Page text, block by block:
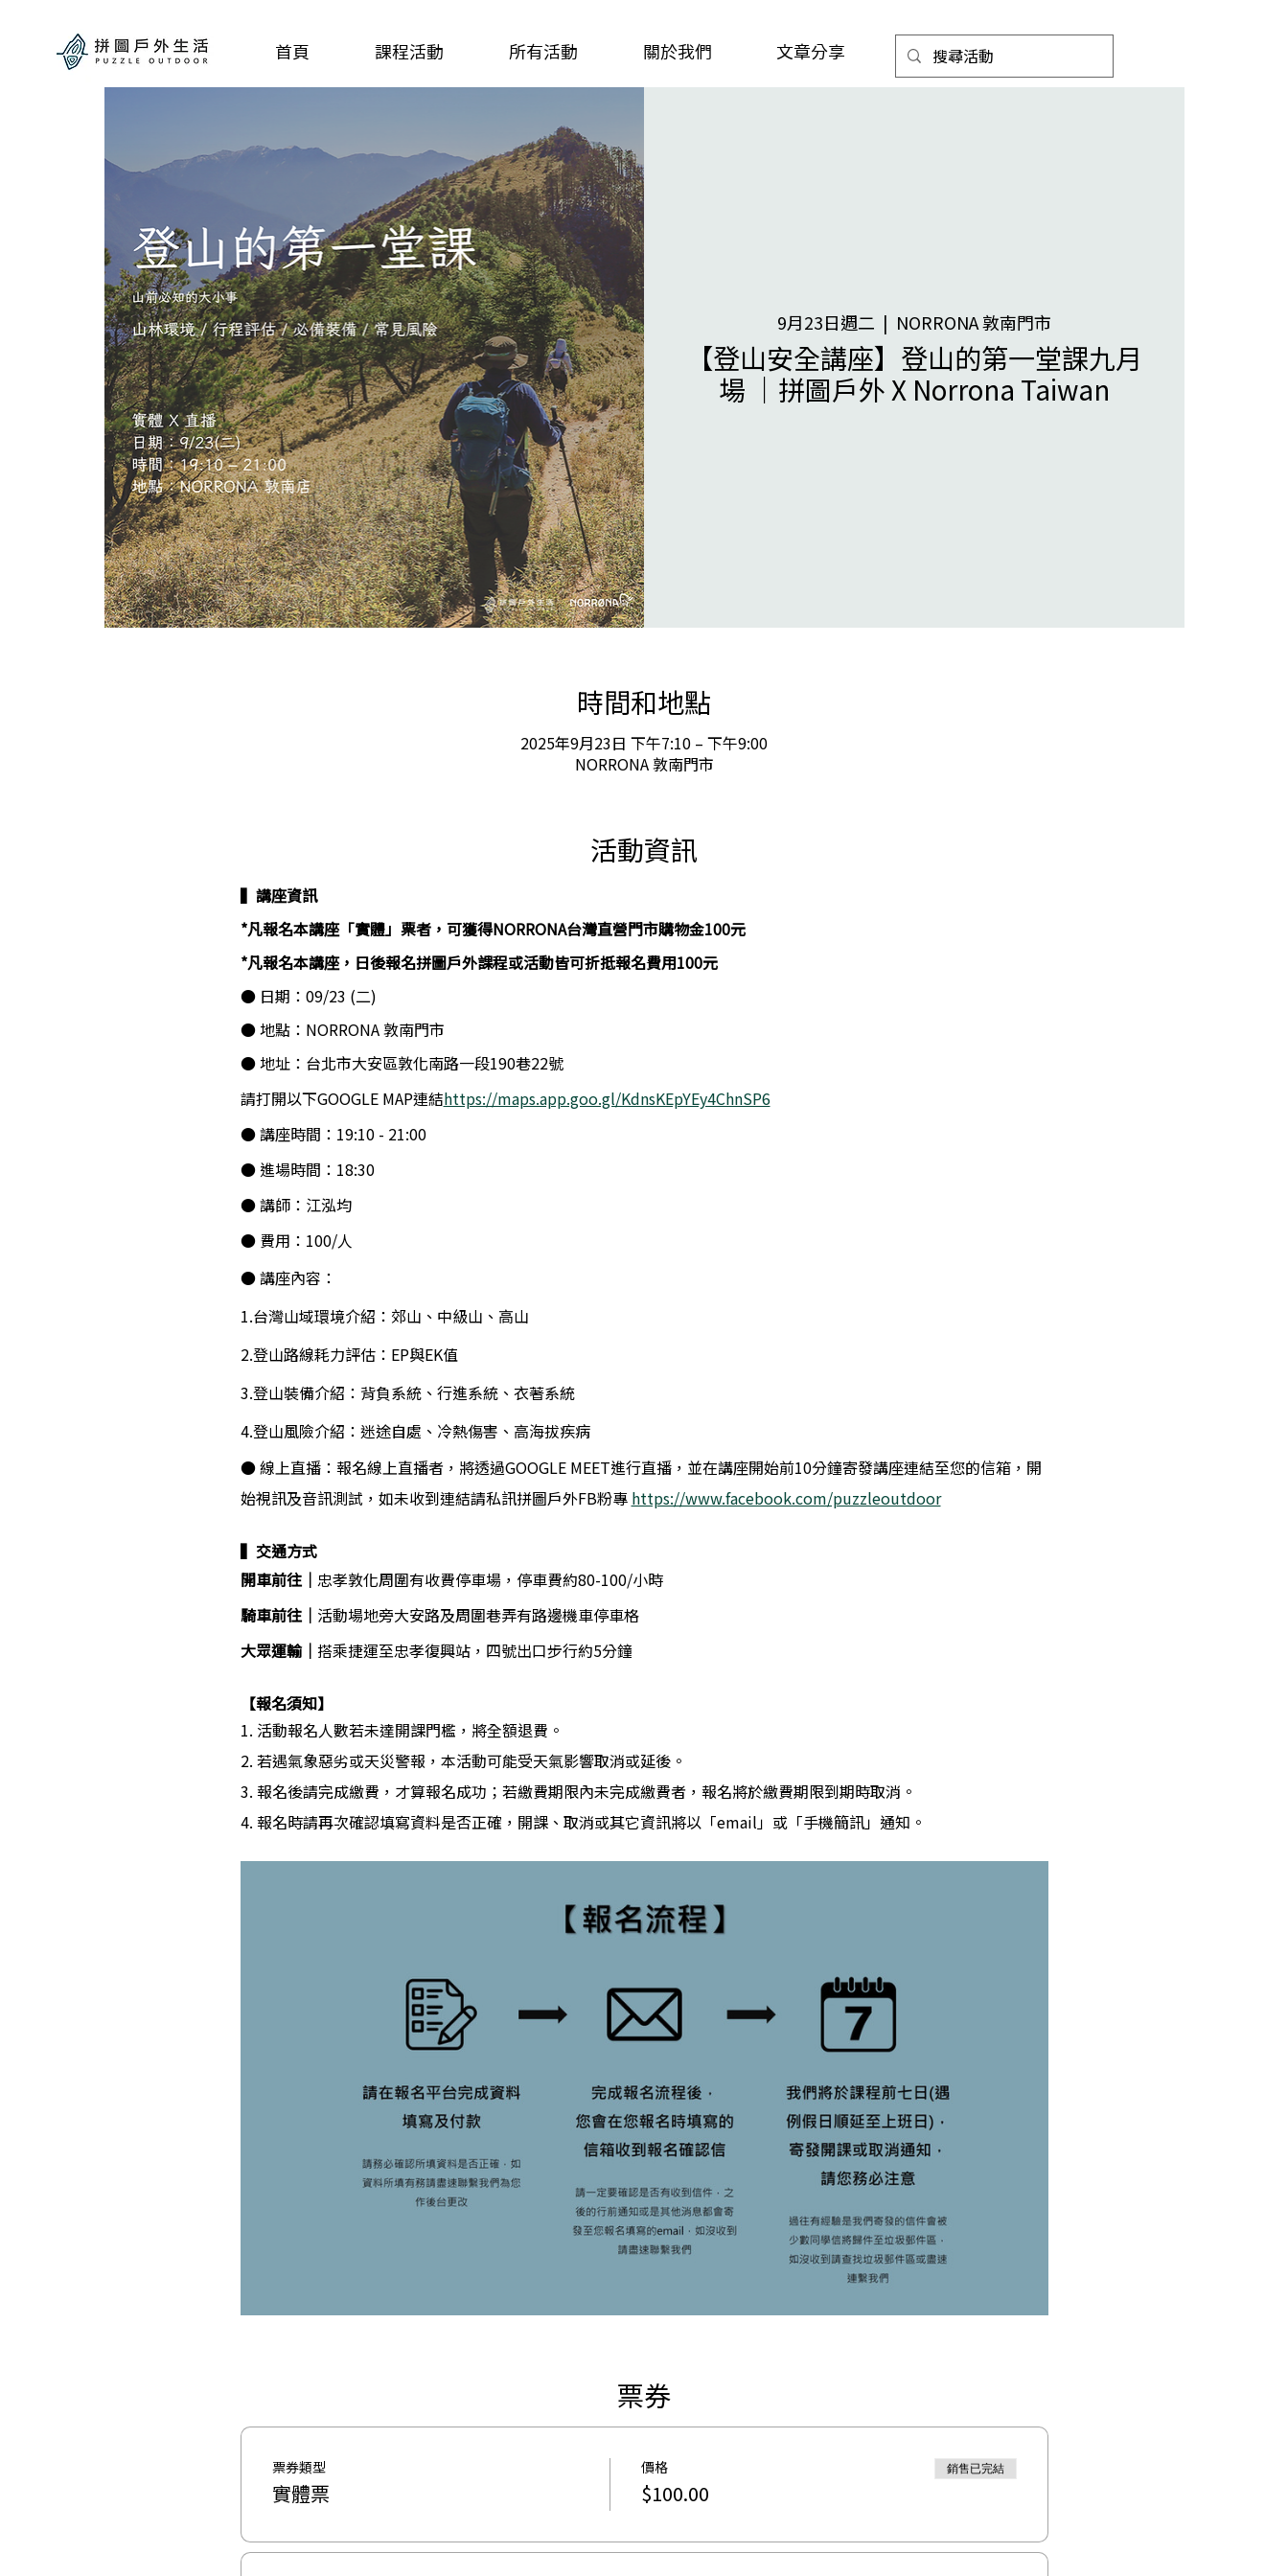
首頁 課程活動 所有活動 關於我們 文章分享
9月23日週二 NORRONA 敦南門市
【登山安全講座】登山的第一堂課九月
場 ｜拼圖戶外 X Norrona Taiwan
時間和地點
2025年9月23日 下午7:10 – 下午9:00
NORRONA 敦南門市
活動資訊
▍講座資訊
*凡報名本講座「實體」票者，可獲得NORRONA台灣直營門市購物金100元
*凡報名本講座，日後報名拼圖戶外課程或活動皆可折抵報名費用100元
● 日期：09/23 (二)
● 地點：NORRONA 敦南門市
● 地址：台北市大安區敦化南路一段190巷22號
請打開以下GOOGLE MAP連結https://maps.app.goo.gl/KdnsKEpYEy4ChnSP6
● 講座時間：19:10 - 21:00
● 進場時間：18:30
● 講師：江泓均
● 費用：100/人
● 講座內容：
1.台灣山域環境介紹：郊山、中級山、高山
2.登山路線耗力評估：EP與EK值
3.登山裝備介紹：背負系統、行進系統、衣著系統
4.登山風險介紹：迷途自處、冷熱傷害、高海拔疾病
● 線上直播：報名線上直播者，將透過GOOGLE MEET進行直播，並在講座開始前10分鐘寄發講座連結至您的信箱，開
始視訊及音訊測試，如未收到連結請私訊拼圖戶外FB粉專 https://www.facebook.com/puzzleoutdoor
▍交通方式
開車前往｜
忠孝敦化周圍有收費停車場，停車費約80-100/小時
騎車前往｜ 活動場地旁大安路及周圍巷弄有路邊機車停車格
大眾運輸｜ 搭乘捷運至忠孝復興站，四號出口步行約5分鐘
【報名須知】
1. 活動報名人數若未達開課門檻，將全額退費。
2. 若遇氣象惡劣或天災警報，本活動可能受天氣影響取消或延後。
3. 報名後請完成繳費，才算報名成功；若繳費期限內未完成繳費者，報名將於繳費期限到期時取消。
4. 報名時請再次確認填寫資料是否正確，開課、取消或其它資訊將以「email」或「手機簡訊」通知。
票券
票券類型
實體票
價格
$100.00
銷售已完結